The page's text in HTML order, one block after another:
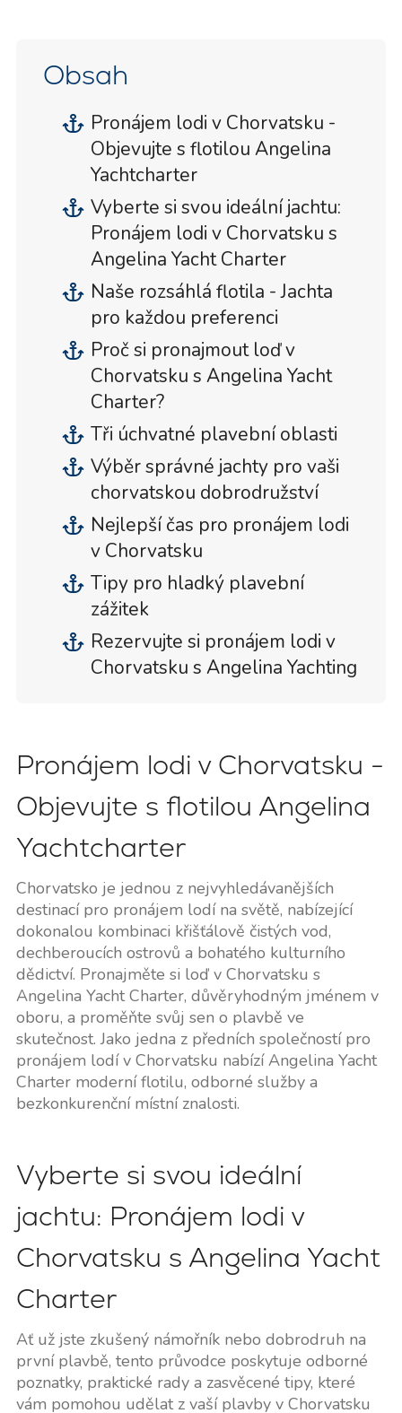
Obsah
Pronájem lodi v Chorvatsku -
Objevujte s flotilou Angelina
Yachtcharter
Vyberte si svou ideální jachtu:
Pronájem lodi v Chorvatsku s
Angelina Yacht Charter
Naše rozsáhlá flotila - Jachta
pro každou preferenci
Proč si pronajmout loď v
Chorvatsku s Angelina Yacht
Charter?
Tři úchvatné plavební oblasti
Výběr správné jachty pro vaši
chorvatskou dobrodružství
Nejlepší čas pro pronájem lodi
v Chorvatsku
Tipy pro hladký plavební
zážitek
Rezervujte si pronájem lodi v
Chorvatsku s Angelina Yachting
Pronájem lodi v Chorvatsku -
Objevujte s flotilou Angelina
Yachtcharter
Chorvatsko je jednou z nejvyhledávanějších
destinací pro pronájem lodí na světě, nabízející
dokonalou kombinaci křišťálově čistých vod,
dechberoucích ostrovů a bohatého kulturního
dědictví. Pronajměte si loď v Chorvatsku s
Angelina Yacht Charter, důvěryhodným jménem v
oboru, a proměňte svůj sen o plavbě ve
skutečnost. Jako jedna z předních společností pro
pronájem lodí v Chorvatsku nabízí Angelina Yacht
Charter moderní flotilu, odborné služby a
bezkonkurenční místní znalosti.
Vyberte si svou ideální
jachtu: Pronájem lodi v
Chorvatsku s Angelina Yacht
Charter
Ať už jste zkušený námořník nebo dobrodruh na
první plavbě, tento průvodce poskytuje odborné
poznatky, praktické rady a zasvěcené tipy, které
vám pomohou udělat z vaší plavby v Chorvatsku